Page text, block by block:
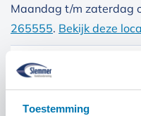
Toestemming
Maandag t/m zaterdag
265555. Bekijk deze
07:00 tot 17:30 uur
07:30 tot 12:00 uur